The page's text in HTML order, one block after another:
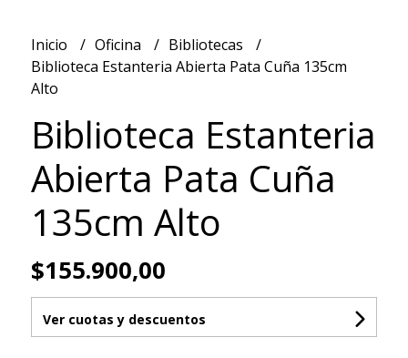
Inicio Oficina
Bibliotecas
Biblioteca Estanteria Abierta Pata Cuña 135cm
Alto
Biblioteca Estanteria
Abierta Pata Cuña
135cm Alto
$155.900,00
Ver cuotas y descuentos